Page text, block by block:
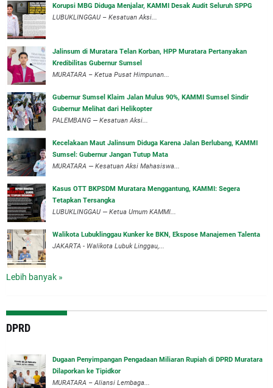
Korupsi MBG Diduga Menjalar, KAMMI Desak Audit Seluruh SPPG
‎LUBUKLINGGAU – Kesatuan Aksi...
‎Jalinsum di Muratara Telan Korban, HPP Muratara Pertanyakan
Kredibilitas Gubernur Sumsel
MURATARA – Ketua Pusat Himpunan...
‎Gubernur Sumsel Klaim Jalan Mulus 90%, KAMMI Sumsel Sindir
Gubernur Melihat dari Helikopter
‎PALEMBANG — Kesatuan Aksi...
‎Kecelakaan Maut Jalinsum Diduga Karena Jalan Berlubang, KAMMI
Sumsel: Gubernur Jangan Tutup Mata
‎MURATARA — Kesatuan Aksi Mahasiswa...
‎Kasus OTT BKPSDM Muratara Menggantung, KAMMI: Segera
Tetapkan Tersangka
‎LUBUKLINGGAU — Ketua Umum KAMMI...
Walikota Lubuklinggau Kunker ke BKN, Ekspose Manajemen Talenta
JAKARTA - Walikota Lubuk Linggau,...
Lebih banyak »
DPRD
‎Dugaan Penyimpangan Pengadaan Miliaran Rupiah di DPRD Muratara
Dilaporkan ke Tipidkor
‎MURATARA – Aliansi Lembaga...